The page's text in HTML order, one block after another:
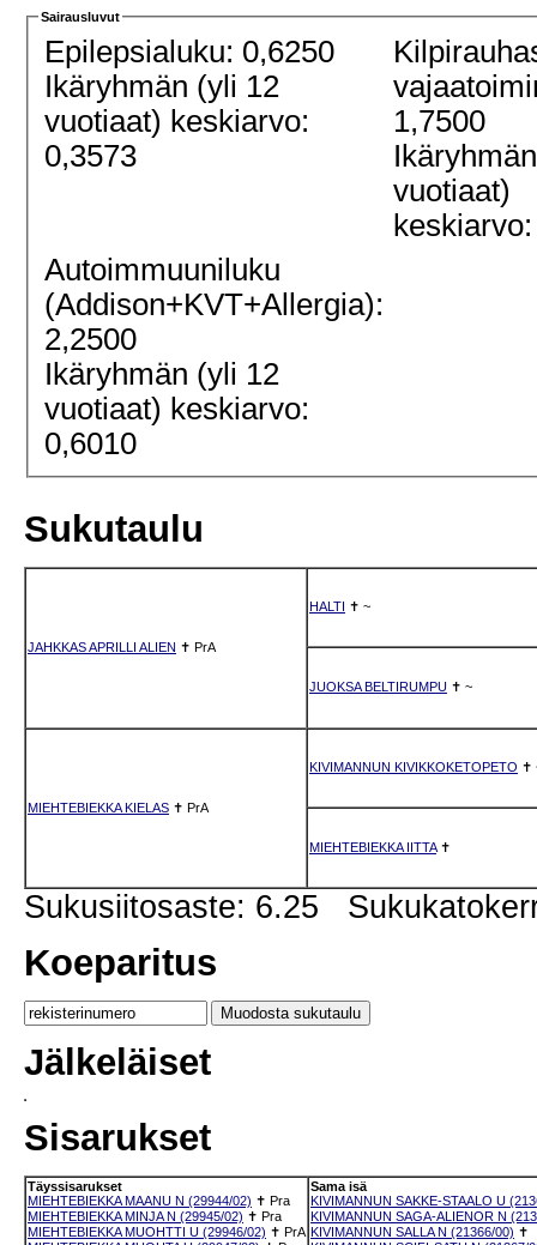
Sairausluvut
Epilepsialuku: 0,6250
Ikäryhmän (yli 12
vuotiaat) keskiarvo:
0,3573
1,7500
vuotiaat)
Autoimmuuniluku
(Addison+KVT+Allergia):
2,2500
Ikäryhmän (yli 12
vuotiaat) keskiarvo:
0,6010
Sukutaulu
JAHKKAS APRILLI ALIEN ✝ PrA
HALTI ✝ ~
JUOKSA BELTIRUMPU ✝ ~
MIEHTEBIEKKA KIELAS ✝ PrA
KIVIMANNUN KIVIKKOKETOPETO ✝
MIEHTEBIEKKA IITTA✝
Sukusiitosaste: 6.25
Koeparitus
Jälkeläiset
Sisarukset
Täyssisarukset
MIEHTEBIEKKA MAANU N (29944/02) ✝ Pra
MIEHTEBIEKKA MINJA N (29945/02) ✝ Pra
MIEHTEBIEKKA MUOHTTI U (29946/02) ✝ PrA
Sama isä
KIVIMANNUN SAKKE-STAALO U
KIVIMANNUN SAGA-ALIENOR N
KIVIMANNUN SALLA N (21366/00) ✝